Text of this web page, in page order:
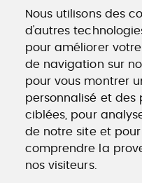
Nous utilisons des
d'autres
pour améliorer
de navigation sur
pour vous montrer
personnalisé et des
ciblées, pour
de notre site et pour
comprendre la
nos visiteurs.
Formation
et annuaire des
de la culture.
www.profilculture-
Accompagnement
compétences, coaching,
d'emploi, entretien